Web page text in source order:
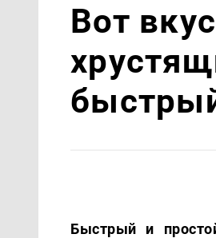
Вот
Быстрый и